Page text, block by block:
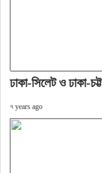
ঢাকা-সিলেট ও ঢাকা-
৭ years ago